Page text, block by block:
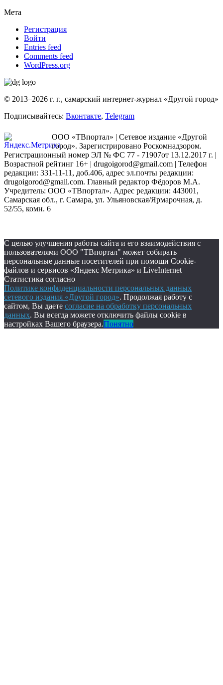
Мета
Регистрация
Войти
Entries feed
Comments feed
WordPress.org
© 2013–2026 г. г., самарский интернет-журнал «Другой город»
Подписывайтесь: Вконтакте, Telegram
ООО «ТВпортал» | Сетевое издание «Другой
город». Зарегистрировано Роскомнадзором.
Регистрационный номер ЭЛ № ФС 77 - 71907от 13.12.2017 г. |
Возрастной рейтинг 16+ | drugoigorod@gmail.com | Телефон
редакции: 331-11-11, доб.406, адрес эл.почты редакции:
drugoigorod@gmail.com. Главный редактор Фёдоров М.А.
Учредитель: ООО «ТВпортал». Адрес редакции: 443001,
Самарская обл., г. Самара, ул. Ульяновская/Ярмарочная, д.
52/55, комн. 6
С целью улучшения работы сайта и его взаимодействия с
пользователями ООО "ТВпортал" может собирать
персональные данные посетителей при помощи Cookie-
файлов и сервисов «Яндекс Метрика» и LiveInternet
Статистика согласно
Политике конфиденциальности персональных данных
сетевого издания «Другой город». Продолжая работу с
сайтом, Вы даете согласие на обработку персональных
данных. Вы всегда можете отключить файлы cookie в
настройках Вашего браузера.Понятно